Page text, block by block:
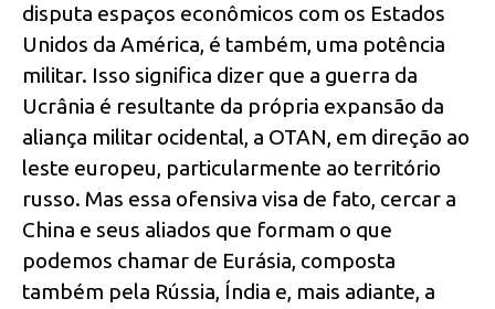
disputa espaços econômicos com os Estados
Unidos da América, é também, uma potência
militar. Isso significa dizer que a guerra da
Ucrânia é resultante da própria expansão da
aliança militar ocidental, a OTAN, em direção ao
leste europeu, particularmente ao território
russo. Mas essa ofensiva visa de fato, cercar a
China e seus aliados que formam o que
podemos chamar de Eurásia, composta
também pela Rússia, Índia e, mais adiante, a